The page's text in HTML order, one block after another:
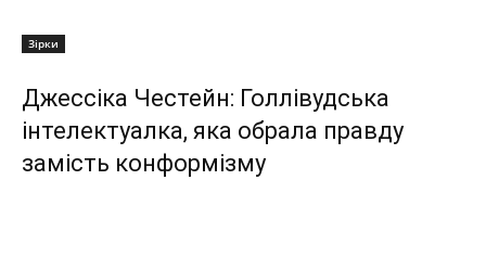
Зірки
Джессіка Честейн: Голлівудська
інтелектуалка, яка обрала правду
замість конформізму